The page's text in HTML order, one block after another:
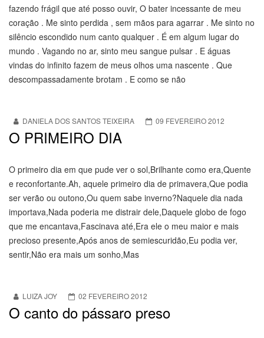
fazendo frágil que até posso ouvir, O bater incessante de meu
coração . Me sinto perdida , sem mãos para agarrar . Me sinto no
silêncio escondido num canto qualquer . É em algum lugar do
mundo . Vagando no ar, sinto meu sangue pulsar . E águas
vindas do infinito fazem de meus olhos uma nascente . Que
descompassadamente brotam . E como se não
DANIELA DOS SANTOS TEIXEIRA 09 FEVEREIRO 2012
O PRIMEIRO DIA
O primeiro dia em que pude ver o sol,Brilhante como era,Quente
e reconfortante.Ah, aquele primeiro dia de primavera,Que podia
ser verão ou outono,Ou quem sabe inverno?Naquele dia nada
importava,Nada poderia me distrair dele,Daquele globo de fogo
que me encantava,Fascinava até,Era ele o meu maior e mais
precioso presente,Após anos de semiescuridão,Eu podia ver,
sentir,Não era mais um sonho,Mas
LUIZA JOY 02 FEVEREIRO 2012
O canto do pássaro preso